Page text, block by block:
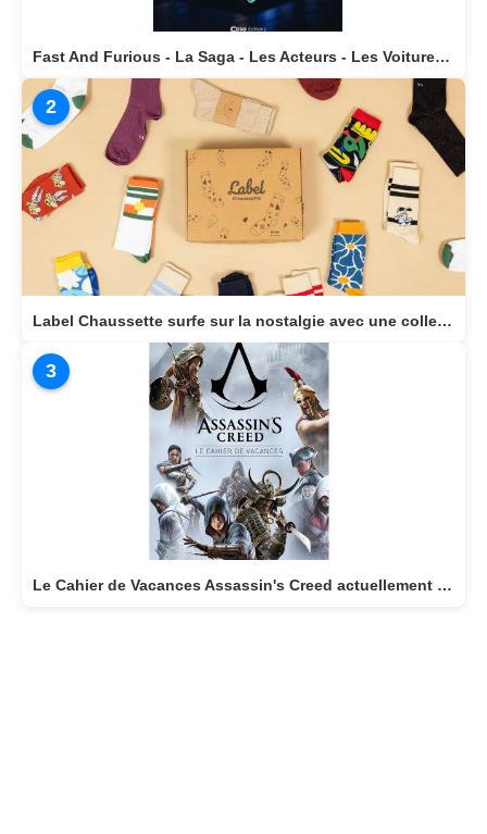
Fast And Furious - La Saga - Les Acteurs - Les Voitures Stars actuellement disponible en librairie
2
Label Chaussette surfe sur la nostalgie avec une collection dédiée aux héros cultes de notre enfance
3
Le Cahier de Vacances Assassin's Creed actuellement disponible